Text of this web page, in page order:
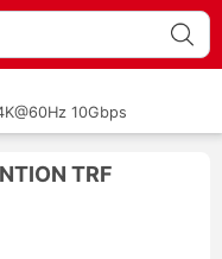
10Gbps
TRF